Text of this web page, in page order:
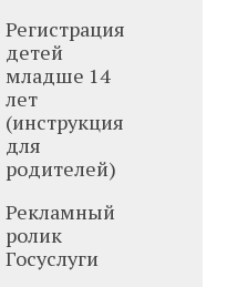
Регистрация
детей
младше 14
лет
(инструкция
для
родителей)
Рекламный
ролик
Госуслуги